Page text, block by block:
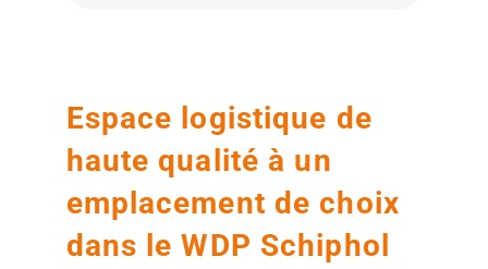
Espace logistique de
haute qualité à un
emplacement de choix
dans le WDP Schiphol